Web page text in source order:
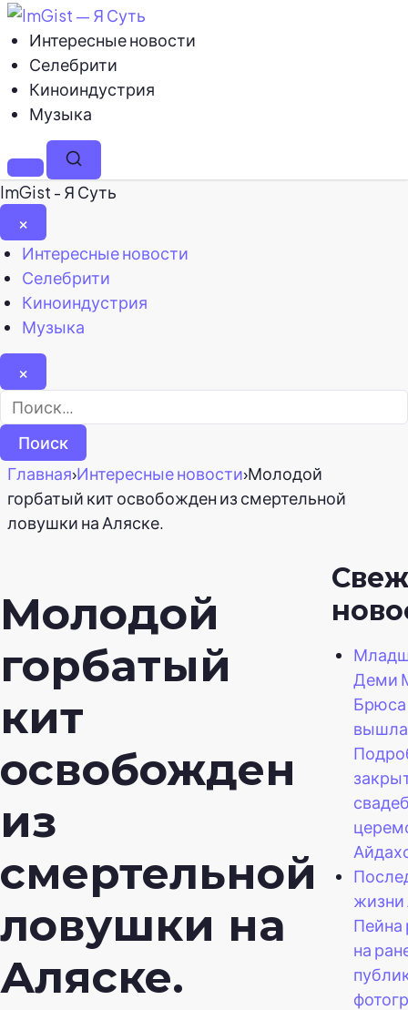
Интересные новости
Селебрити
Киноиндустрия
Музыка
МенюПоиск
ImGist - Я Суть
×
Закрыть
меню
Интересные новости
Селебрити
Киноиндустрия
Музыка
×
Найти:
Главная›Интересные новости›Молодой
горбатый кит освобожден из смертельной
ловушки на Аляске.
Молодой
горбатый
кит
освобожден
из
смертельной
ловушки на
Аляске.
Деми
Брюса
на